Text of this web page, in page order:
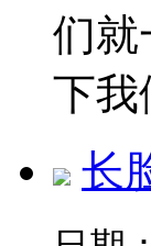
们就
下我
长